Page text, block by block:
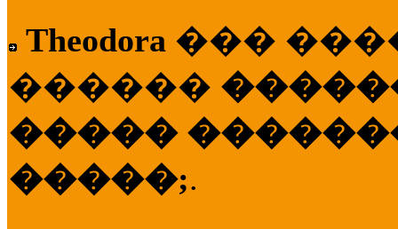
Theodora ���
������
�����
�����;.